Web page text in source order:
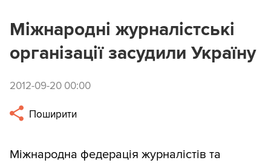
Міжнародні журналістські
організації засудили Україну
2012-09-20 00:00
Поширити
Міжнародна федерація журналістів та